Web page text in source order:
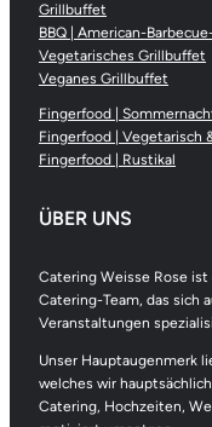
Grillbuffet
BBQ | American-
Vegetarisches Grillbuffet
Veganes Grillbuffet
Fingerfood |
Fingerfood | Vegetarisch
Fingerfood | Rustikal
ÜBER UNS
Catering Weisse Rose
Catering-Team, das sich
Veranstaltungen
Unser Hauptaugenmerk
welches wir
Catering, Hochzeiten,